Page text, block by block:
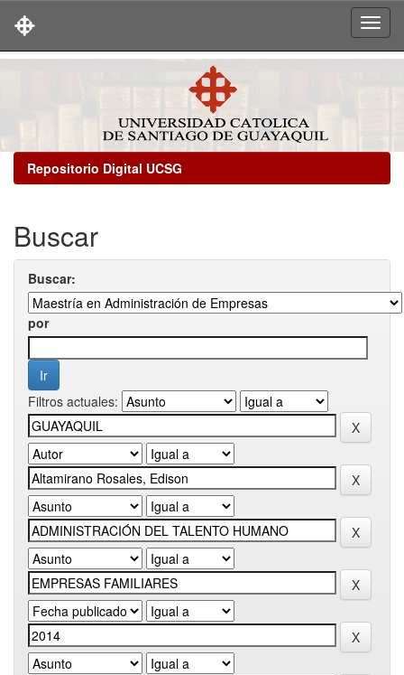
Repositorio Digital UCSG
Buscar
Buscar:
por
Filtros actuales: